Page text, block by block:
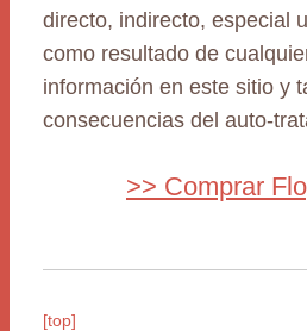
directo, indirecto, especial
como resultado de
información en este sitio y
consecuencias del auto-
>> Comprar
[top]